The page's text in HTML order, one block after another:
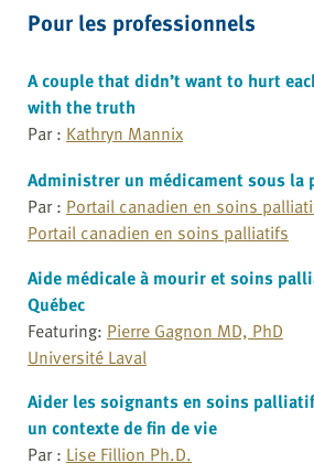
Pour les professionnels
A couple that didn’t want to hurt
with the truth
Par : Kathryn Mannix
Administrer un médicament sous la
Par : Portail canadien en soins
Portail canadien en soins palliatifs
Aide médicale à mourir et soins
Québec
Featuring: Pierre Gagnon MD, PhD
Université Laval
Aider les soignants en soins
un contexte de fin de vie
Par : Lise Fillion Ph.D.